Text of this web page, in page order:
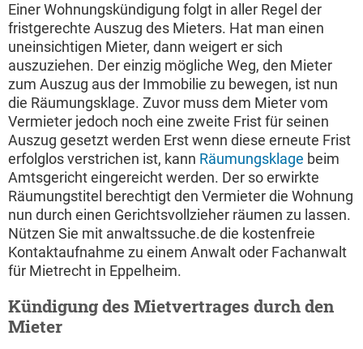
Einer Wohnungskündigung folgt in aller Regel der
fristgerechte Auszug des Mieters. Hat man einen
uneinsichtigen Mieter, dann weigert er sich
auszuziehen. Der einzig mögliche Weg, den Mieter
zum Auszug aus der Immobilie zu bewegen, ist nun
die Räumungsklage. Zuvor muss dem Mieter vom
Vermieter jedoch noch eine zweite Frist für seinen
Auszug gesetzt werden Erst wenn diese erneute Frist
erfolglos verstrichen ist, kann Räumungsklage beim
Amtsgericht eingereicht werden. Der so erwirkte
Räumungstitel berechtigt den Vermieter die Wohnung
nun durch einen Gerichtsvollzieher räumen zu lassen.
Nützen Sie mit anwaltssuche.de die kostenfreie
Kontaktaufnahme zu einem Anwalt oder Fachanwalt
für Mietrecht in Eppelheim.
Kündigung des Mietvertrages durch den
Mieter